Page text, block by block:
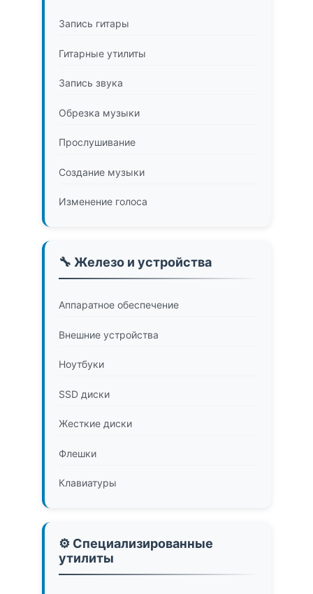
Запись гитары
Гитарные утилиты
Запись звука
Обрезка музыки
Прослушивание
Создание музыки
Изменение голоса
🔧 Железо и устройства
Аппаратное обеспечение
Внешние устройства
Ноутбуки
SSD диски
Жесткие диски
Флешки
Клавиатуры
⚙️ Специализированные
утилиты